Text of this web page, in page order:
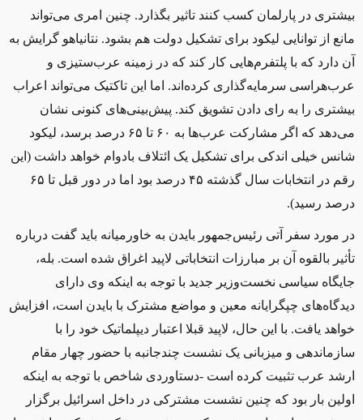
بیشتری در پارلمان کسب کنند تاثیر بگذارد. چنین امری می‌تواند
مانع از توانایی لیکود برای تشکیل دولت هم بشود. نتانیاهو گرایش به
آن دارد که با پلتفرم‌هایی کار کند که در زمینه عرب‌ستیزی و
عرب‌هراسی سرمایه‌گذاری کرده‌اند. اما این تاکتیک می‌تواند اعراب
بیشتری را به رای دادن تشویق کند. پیش‌بینی‌های کنونی نشان
می‌دهد که اگر مشارکت عرب‌ها به ۶۰ تا ۶۵ درصد برسد، لیکود
شانس خیلی اندکی برای تشکیل یک ائتلاف بادوام خواهد داشت (این
رقم در انتخابات سال گذشته ۴۵ درصد بود اما در دور قبل تا ۶۵
درصد رسید)
.
در مورد سفر آتی رئیس‌جمهور بایدن به خاورمیانه باید گفت درباره
تأثیر بالقوه آن بر مبارزات انتخاباتی لاپید اغراق شده است. بله،
جایگاه سیاسی نخست‌وزیر جدید با توجه به اینکه وی دارای
دیدگاه‌های چپگرایانه معین و مواضع مشترک با بایدن است، افزایش
خواهد یافت. با این حال، لاپید قبلا اعتبار دیپلماتیک خود را با
سازماندهی و میزبانی یک نشست چندجانبه با حضور چهار مقام
ارشد عرب تثبیت کرده است -دستاوردی شاخص با توجه به اینکه
اولین بار بود که چنین نشست مشترکی در داخل اسرائیل برگزار